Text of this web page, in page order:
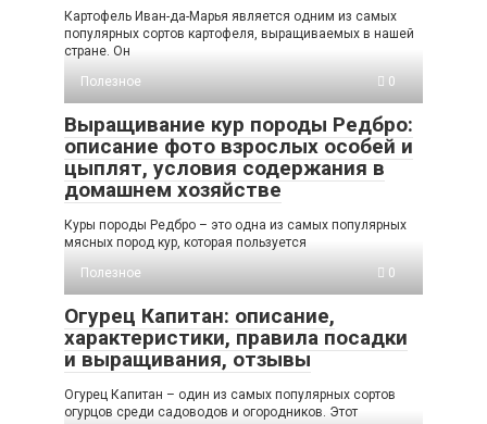
Картофель Иван-да-Марья является одним из самых
популярных сортов картофеля, выращиваемых в нашей
стране. Он
Полезное
0
Выращивание кур породы Редбро:
описание фото взрослых особей и
цыплят, условия содержания в
домашнем хозяйстве
Куры породы Редбро – это одна из самых популярных
мясных пород кур, которая пользуется
Полезное
0
Огурец Капитан: описание,
характеристики, правила посадки
и выращивания, отзывы
Огурец Капитан – один из самых популярных сортов
огурцов среди садоводов и огородников. Этот